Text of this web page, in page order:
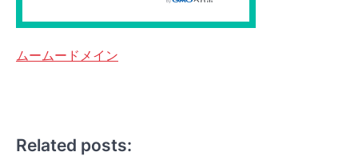
ムームードメイン
Related posts: